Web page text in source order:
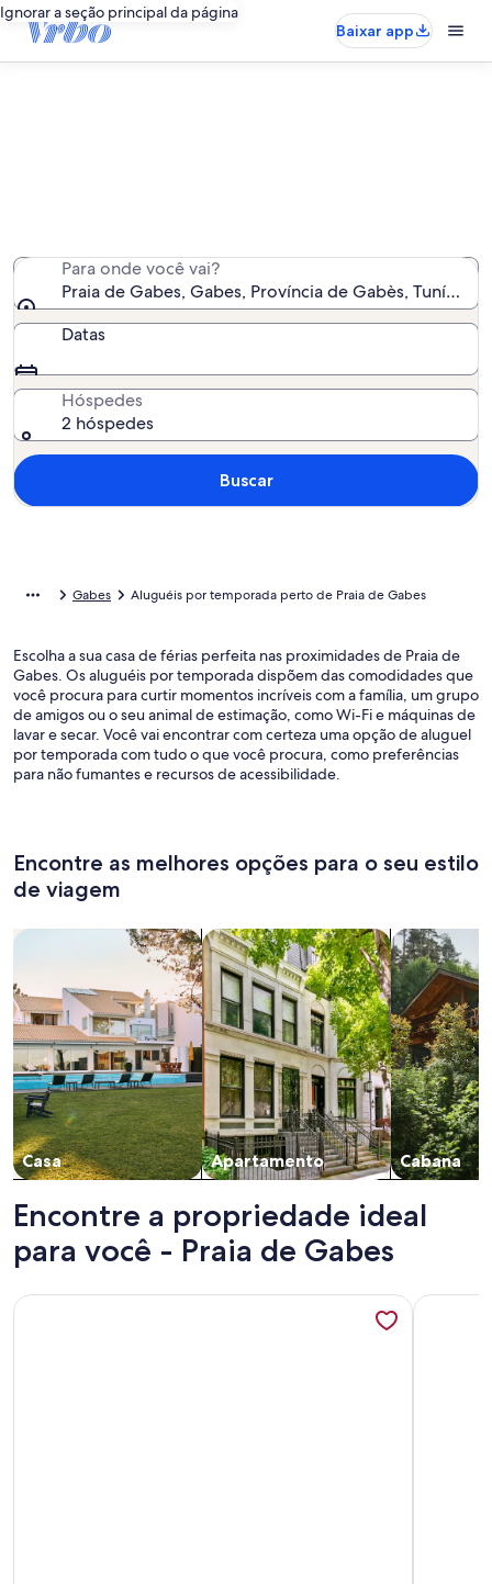
Ignorar a seção principal da página
Baixar app
Para onde você vai?
Praia de Gabes, Gabes, Província de Gabès, Tunísia
Datas
Hóspedes
2 hóspedes
Buscar
Gabes Aluguéis por temporada perto de Praia de Gabes
Escolha a sua casa de férias perfeita nas proximidades de Praia de
Gabes. Os aluguéis por temporada dispõem das comodidades que
você procura para curtir momentos incríveis com a família, um grupo
de amigos ou o seu animal de estimação, como Wi-Fi e máquinas de
lavar e secar. Você vai encontrar com certeza uma opção de aluguel
por temporada com tudo o que você procura, como preferências
para não fumantes e recursos de acessibilidade.
Encontre as melhores opções para o seu estilo
de viagem
Casa
Busque casas
Apartamento
Busque apartamentos
Cabana
buscar
Encontre a propriedade ideal
para você - Praia de Gabes
Mais informações sobre Farmhouse with swimming pool
Mais